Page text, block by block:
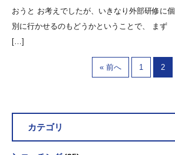
おうと お考えでしたが、いきなり外部研修に個
別に行かせるのもどうかということで、 まず
[…]
« 前へ 1 2
カテゴリ